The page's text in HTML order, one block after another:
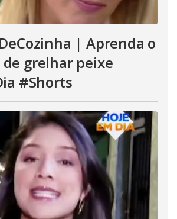
| Aprenda o
grelhar peixe
#Shorts